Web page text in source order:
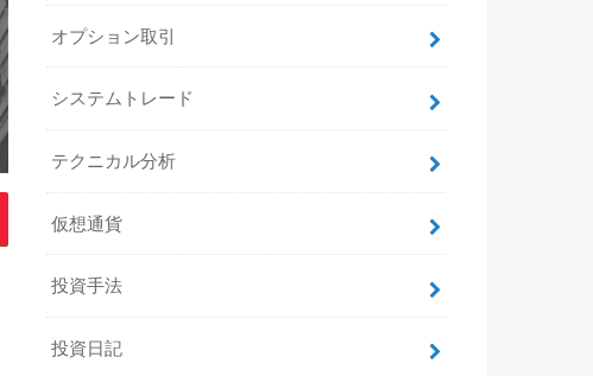
オプション取引
システムトレード
テクニカル分析
仮想通貨
投資手法
投資日記